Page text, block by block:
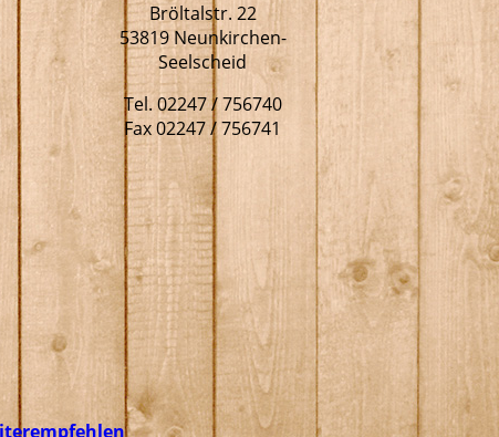
Bröltalstr. 22
53819 Neunkirchen-
Seelscheid
Tel. 02247 / 756740
Fax 02247 / 756741